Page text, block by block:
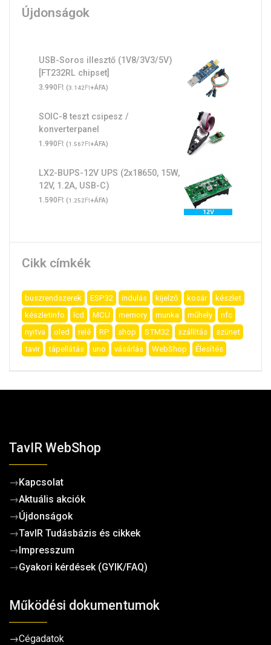
Újdonságok
USB-Soros illesztő (1V8/3V3/5V)
[FT232RL chipset]
3.990Ft (3.142Ft+ÁFA)
SOIC-8 teszt csipesz /
konverterpanel
1.990Ft (1.567Ft+ÁFA)
LX2-BUPS-12V UPS (2x18650, 15W,
12V, 1.2A, USB-C)
1.590Ft (1.252Ft+ÁFA)
Cikk címkék
buszrendszerek ESP32 indulás kijelző kosár
készlet
készletinfo
lcd MCU memory munka műhely
nfc
nyitva
oled relé RP shop STM32 szállítás
szünet
tavir
tápellátás uno vásárlás WebShop Élesítés
TavIR WebShop
→Kapcsolat
→Aktuális akciók
→Újdonságok
→TavIR Tudásbázis és cikkek
→Impresszum
→Gyakori kérdések (GYIK/FAQ)
Működési dokumentumok
→Cégadatok